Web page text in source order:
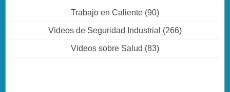
Trabajo en Caliente (90)
Videos de Seguridad Industrial (266)
Videos sobre Salud (83)